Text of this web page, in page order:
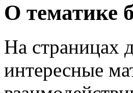
О тематике
На страницах
интересные